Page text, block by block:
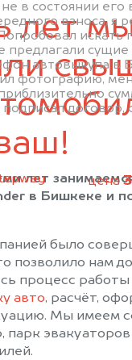
в состоянии его
взноса, я
искать
предлагали сущие
автовыкупа в
фотографию,
подписал договор,
цена
лет
лет
в Бишкеке и
было
позволило нам
процесс
авто, расчёт,
Мы имеем
парк эвакуаторов